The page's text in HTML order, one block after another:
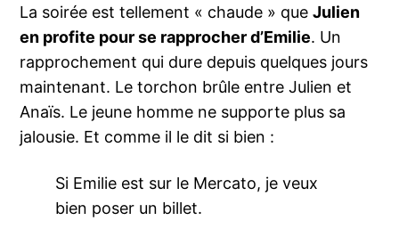
La soirée est tellement « chaude » queJulien
en profite pour se rapprocher d’Emilie. Un
rapprochement qui dure depuis quelques jours
maintenant. Le torchon brûle entre Julien et
Anaïs. Le jeune homme ne supporte plus sa
jalousie. Et comme il le dit si bien :
Si Emilie est sur le Mercato, je veux
bien poser un billet.